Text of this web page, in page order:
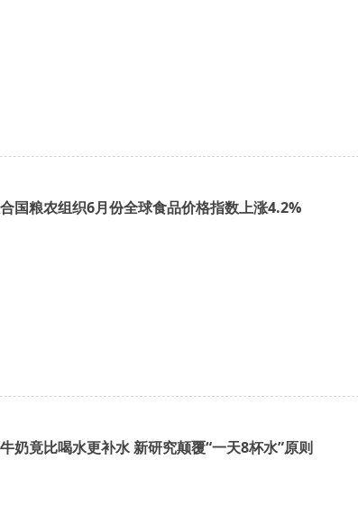
国粮农组织6月份全球食品价格指数上涨4.2%
奶竟比喝水更补水 新研究颠覆“一天8杯水”原则